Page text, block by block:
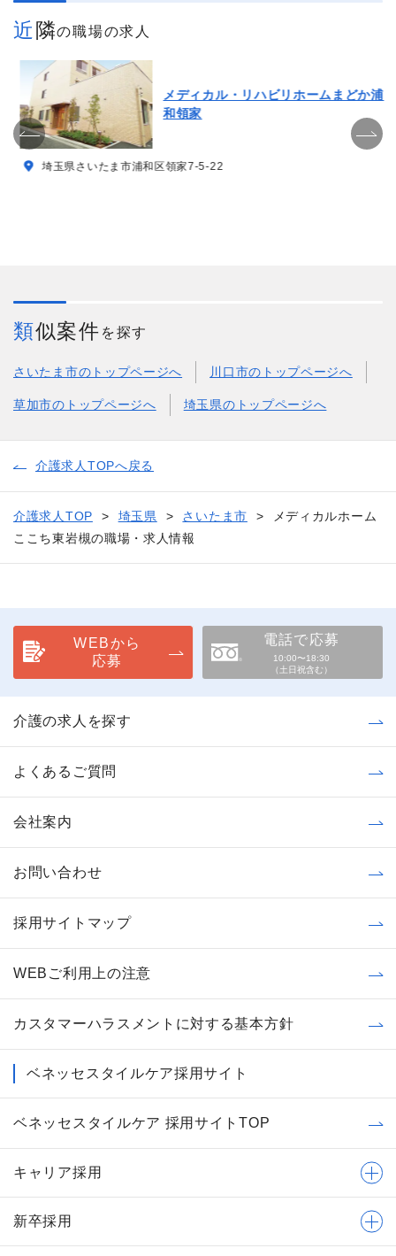
近隣の職場の求人
メディカル・リハビリホームまどか浦
和領家
埼玉県さいたま市浦和区領家7-5-22
類似案件 を探す
さいたま市のトップページへ 川口市のトップページへ
草加市のトップページへ 埼玉県のトップページへ
介護求人TOPへ戻る
介護求人TOP 埼玉県 さいたま市
メディカルホーム
ここち東岩槻の職場・求人情報
WEBから
応募
電話で応募
10:00〜18:30
（土日祝含む）
介護の求人を探す
よくあるご質問
会社案内
お問い合わせ
採用サイトマップ
WEBご利用上の注意
カスタマーハラスメントに対する基本方針
ベネッセスタイルケア採用サイト
ベネッセスタイルケア 採用サイトTOP
キャリア採用
新卒採用